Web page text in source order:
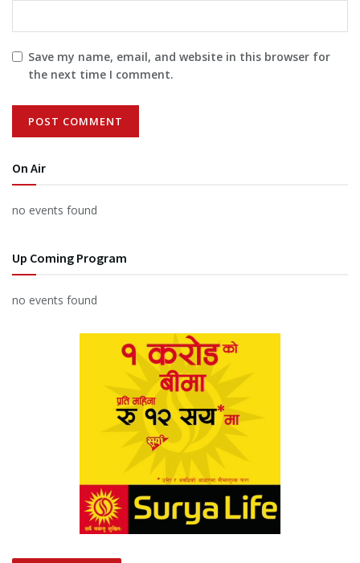
Save my name, email, and website in this browser for
the next time I comment.
On Air
no events found
Up Coming Program
no events found